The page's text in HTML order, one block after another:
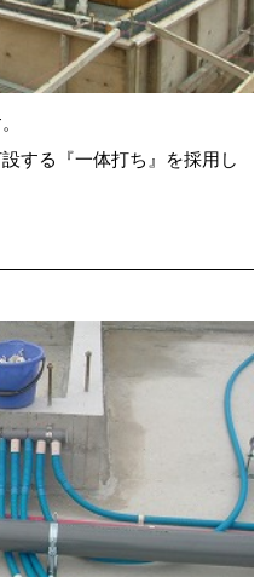
する『一体打ち』を採用し